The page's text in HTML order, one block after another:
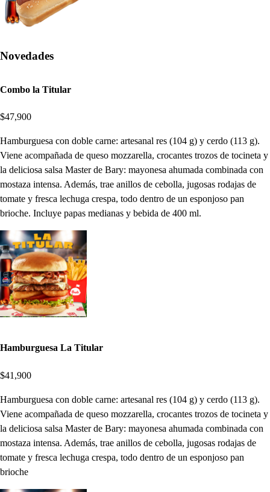
Novedades
Combo la Titular
$47,900
Hamburguesa con doble carne: artesanal res (104 g) y cerdo (113 g).
Viene acompañada de queso mozzarella, crocantes trozos de tocineta y
la deliciosa salsa Master de Bary: mayonesa ahumada combinada con
mostaza intensa. Además, trae anillos de cebolla, jugosas rodajas de
tomate y fresca lechuga crespa, todo dentro de un esponjoso pan
brioche. Incluye papas medianas y bebida de 400 ml.
Hamburguesa La Titular
$41,900
Hamburguesa con doble carne: artesanal res (104 g) y cerdo (113 g).
Viene acompañada de queso mozzarella, crocantes trozos de tocineta y
la deliciosa salsa Master de Bary: mayonesa ahumada combinada con
mostaza intensa. Además, trae anillos de cebolla, jugosas rodajas de
tomate y fresca lechuga crespa, todo dentro de un esponjoso pan
brioche